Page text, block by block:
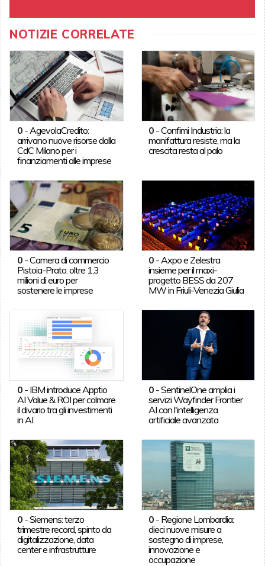
NOTIZIE CORRELATE
0- AgevolaCredito:
arrivano nuove risorse dalla
CdC Milano per i
finanziamenti alle imprese
0 -Confimi Industria: la
manifattura resiste, ma la
crescita resta al palo
0-Camera di commercio
Pistoia-Prato: oltre 1,3
milioni di euro per
sostenere le imprese
0 - Axpo e Zelestra
insieme per il maxi-
progetto BESS da 207
MW in Friuli-Venezia Giulia
0- IBM introduce Apptio
AI Value & ROI per colmare
il divario tra gli investimenti
in AI
0 -SentinelOne amplia i
servizi Wayfinder Frontier
AI con l'intelligenza
artificiale avanzata
0-Siemens: terzo
trimestre record, spinto da
digitalizzazione, data
center e infrastrutture
0 - Regione Lombardia:
dieci nuove misure a
sostegno di imprese,
innovazione e
occupazione